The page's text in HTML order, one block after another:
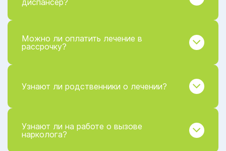
диспансер?
Можно ли оплатить лечение в
рассрочку?
Узнают ли родственники о лечении?
Узнают ли на работе о вызове
нарколога?